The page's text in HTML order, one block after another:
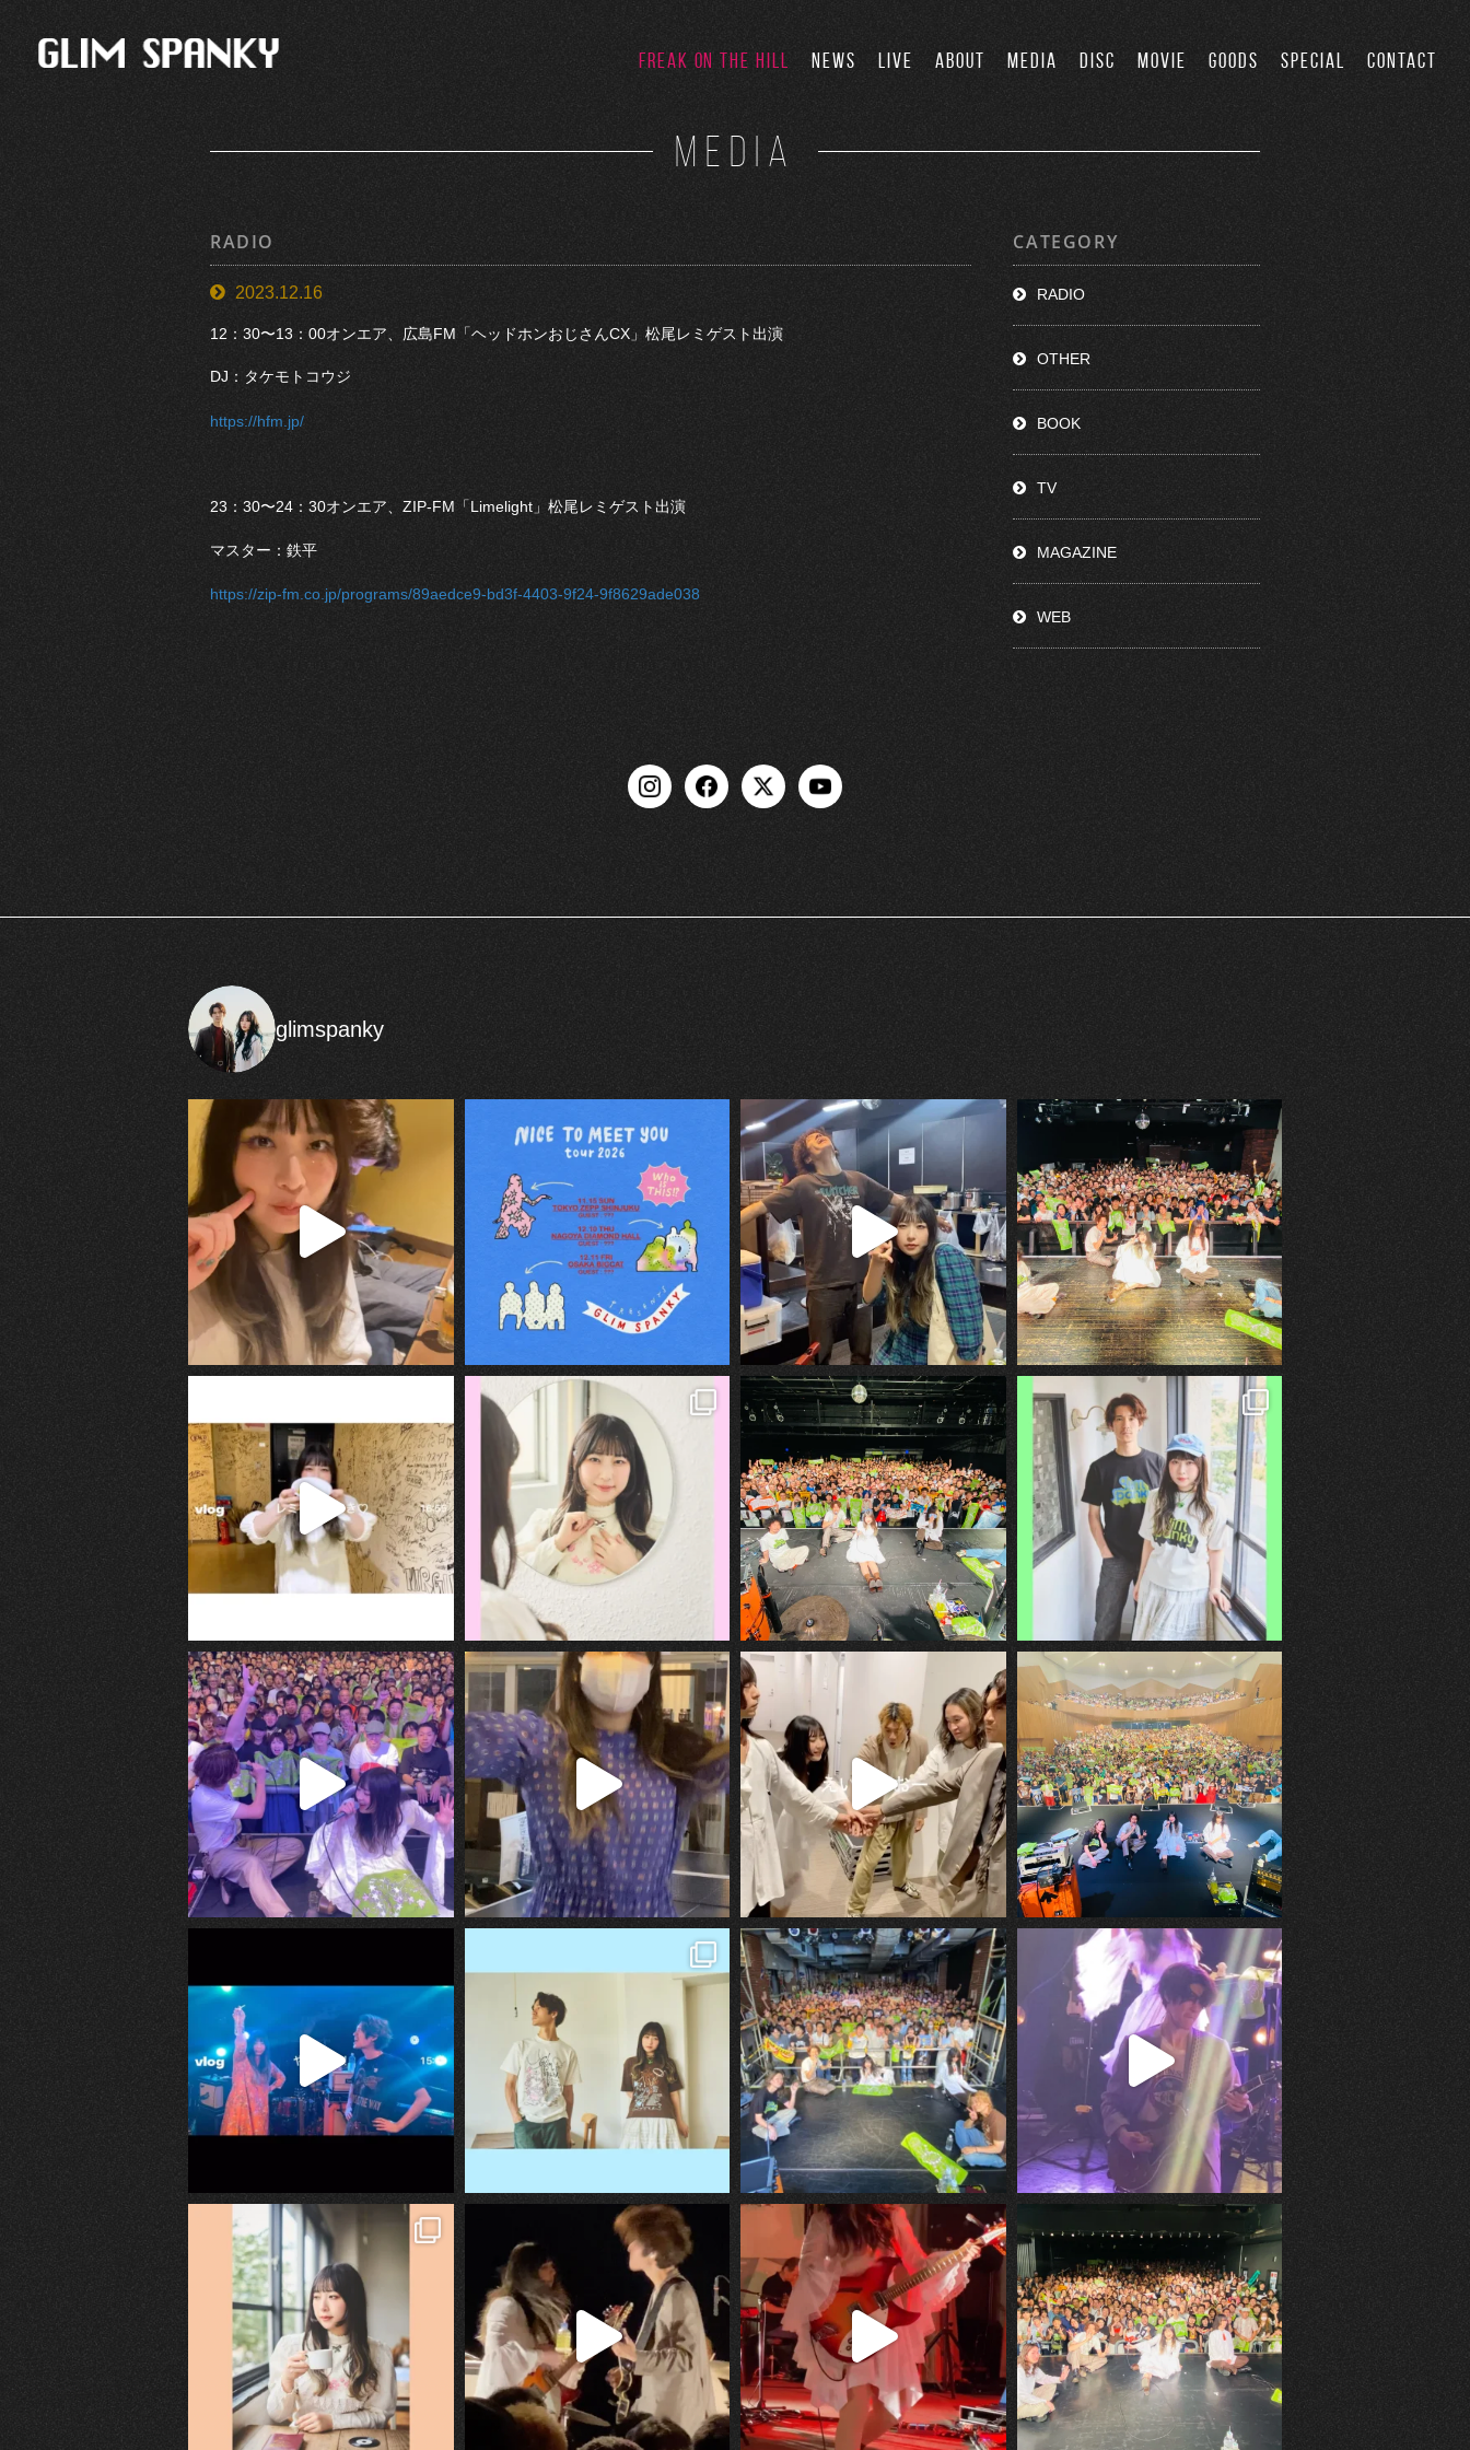
FREAK ON THE HILL NEWS LIVE ABOUT MEDIA DISC MOVIE GOODS SPECIAL CONTACT
MEDIA
RADIO
2023.12.16
12：30〜13：00オンエア、広島FM「ヘッドホンおじさんCX」松尾レミゲスト出演
DJ：タケモトコウジ
https://hfm.jp/
23：30〜24：30オンエア、ZIP-FM「Limelight」松尾レミゲスト出演
マスター：鉄平
https://zip-fm.co.jp/programs/89aedce9-bd3f-4403-9f24-9f8629ade038
CATEGORY
RADIO
OTHER
BOOK
TV
MAGAZINE
WEB
glimspanky